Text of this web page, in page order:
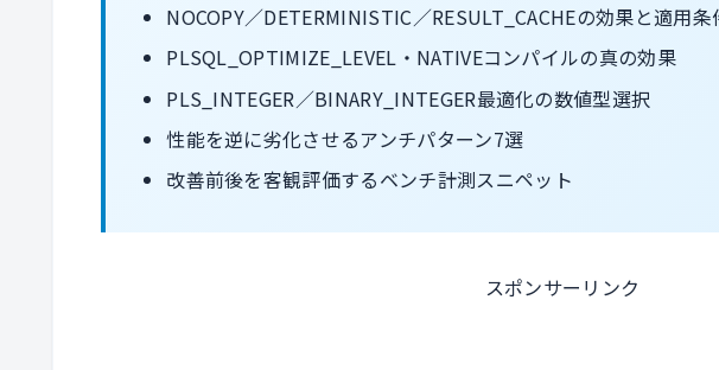
NOCOPY／DETERMINISTIC／RESULT_CACHEの効果と適用条
PLSQL_OPTIMIZE_LEVEL・NATIVEコンパイルの真の効果
PLS_INTEGER／BINARY_INTEGER最適化の数値型選択
性能を逆に劣化させるアンチパターン7選
改善前後を客観評価するベンチ計測スニペット
スポンサーリンク